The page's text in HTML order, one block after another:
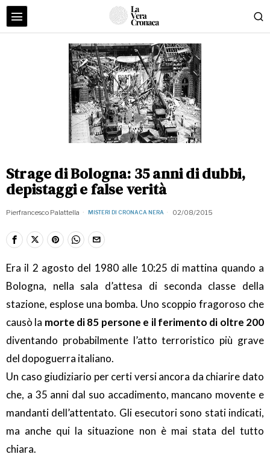
Strage di Bologna: 35 anni di dubbi,
depistaggi e false verità
Pierfrancesco Palattella MISTERI DI CRONACA NERA 02/08/2015
Era il 2 agosto del 1980 alle 10:25 di mattina quando a
Bologna, nella sala d’attesa di seconda classe della
stazione, esplose una bomba. Uno scoppio fragoroso che
causò la morte di 85 persone e il ferimento di oltre 200
diventando probabilmente l’atto terroristico più grave
del dopoguerra italiano.
Un caso giudiziario per certi versi ancora da chiarire dato
che, a 35 anni dal suo accadimento, mancano movente e
mandanti dell’attentato. Gli esecutori sono stati indicati,
ma anche qui la situazione non è mai stata del tutto
chiara.